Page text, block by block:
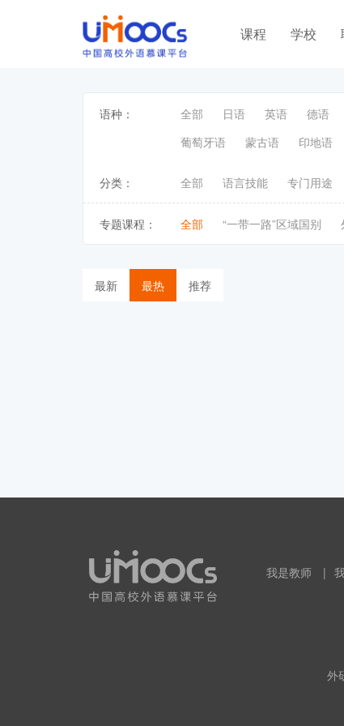
课程 学校
语种： 全部 日语 英语 德语
葡萄牙语
蒙古语 印地语
分类： 全部 语言技能 专门用途
专题课程： 全部 “一带一路”区域国别
最新 最热 推荐
我是教师 |
外